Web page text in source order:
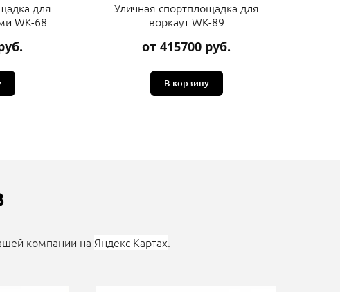
для
WK-68
Уличная спортплощадка для
воркаут WK-89
от 415700 руб.
В корзину
компании на Яндекс Картах.